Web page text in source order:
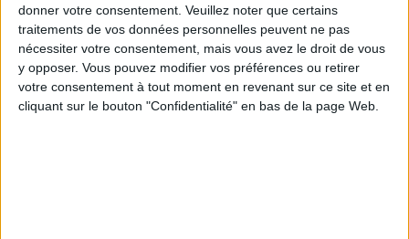
donner votre consentement. Veuillez noter que certains
traitements de vos données personnelles peuvent ne pas
nécessiter votre consentement, mais vous avez le droit de vous
y opposer. Vous pouvez modifier vos préférences ou retirer
votre consentement à tout moment en revenant sur ce site et en
cliquant sur le bouton "Confidentialité" en bas de la page Web.